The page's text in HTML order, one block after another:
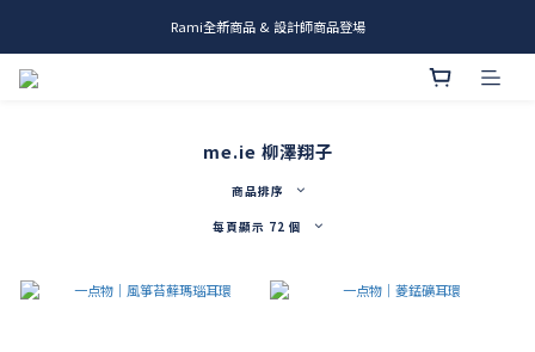
me.ie & A-Y2 新發售
Rami全新商品 & 設計師商品登場
me.ie 柳澤翔子
商品排序
每頁顯示 72 個